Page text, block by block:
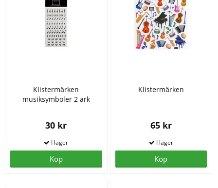
Klistermärken
musiksymboler 2 ark
30 kr
Köp
Klistermärken
65 kr
Köp